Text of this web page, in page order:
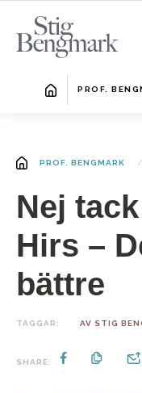
PROF.
PROF. BENGMARK
Nej
Hirs –
bättre
TAGGAR: AV STIG
SHARE: